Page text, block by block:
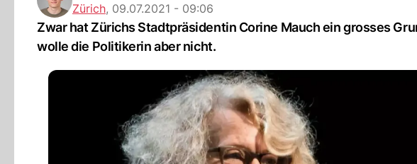
Zürich, 09.07.2021 - 09:06
Zwar hat Zürichs Stadtpräsidentin Corine Mauch ein grosses
wolle die Politikerin aber nicht.